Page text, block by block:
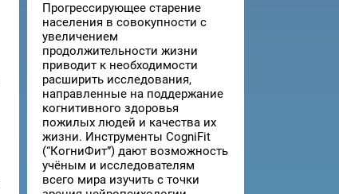
Прогрессирующее старение
населения в совокупности с
увеличением
продолжительности жизни
приводит к необходимости
расширить исследования,
направленные на поддержание
когнитивного здоровья
пожилых людей и качества их
жизни. Инструменты CogniFit
(“КогниФит”) дают возможность
учёным и исследователям
всего мира изучить с точки